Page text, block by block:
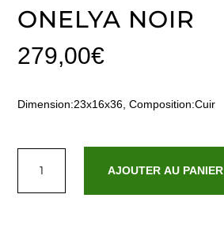
ONELYA NOIR
279,00€
Dimension:23x16x36, Composition:Cuir
Onelya
AJOUTER AU PANIER